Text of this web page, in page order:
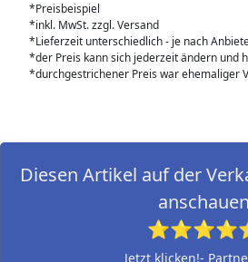
*Preisbeispiel
*inkl. MwSt. zzgl. Versand
*Lieferzeit unterschiedlich - je nach
*der Preis kann sich jederzeit ändern und
*durchgestrichener Preis war ehemaliger
Diesen Artikel auf der
anschauen
Jetzt klicken!-